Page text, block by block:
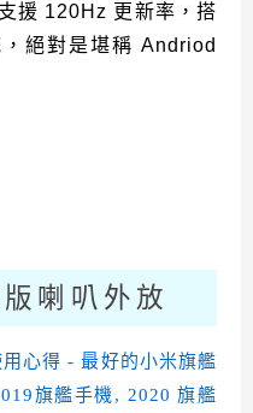
援 120Hz 更新率，搭
絕對是堪稱 Andriod
喇叭外放